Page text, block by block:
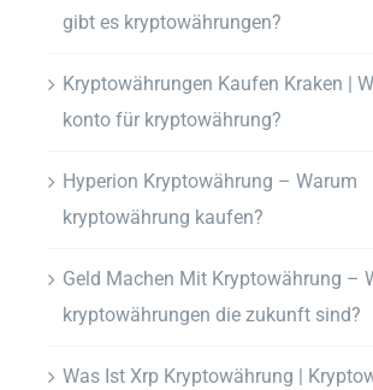
gibt es kryptowährungen?
Kryptowährungen Kaufen Kraken |
konto für kryptowährung?
Hyperion Kryptowährung – Warum
kryptowährung kaufen?
Geld Machen Mit Kryptowährung –
kryptowährungen die zukunft sind?
Was Ist Xrp Kryptowährung |